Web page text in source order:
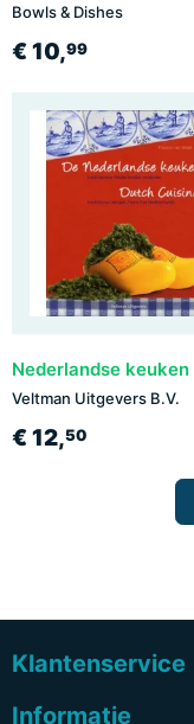
Bowls & Dishes
€ 10,99
Veltman Uitgevers B.V.
€ 12,50
Klantenservice
Informatie